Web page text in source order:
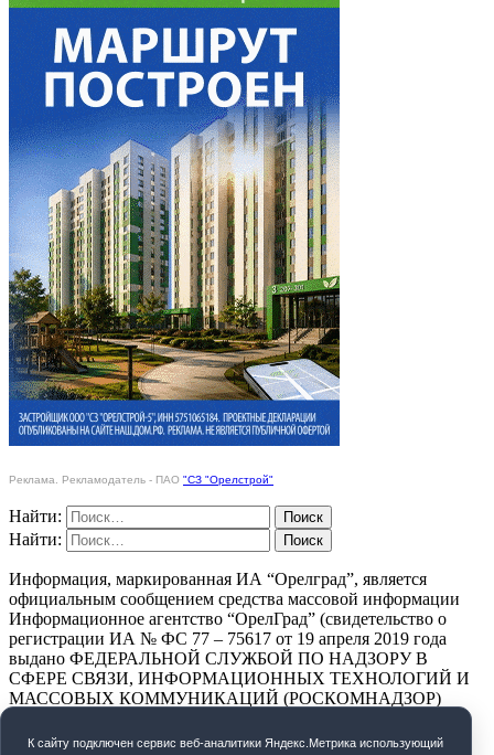
Реклама. Рекламодатель - ПАО "СЗ "Орелстрой"
Найти:
Найти:
Информация, маркированная ИА “Орелград”, является
официальным сообщением средства массовой информации
Информационное агентство “ОрелГрад” (свидетельство о
регистрации ИА № ФС 77 – 75617 от 19 апреля 2019 года
выдано ФЕДЕРАЛЬНОЙ СЛУЖБОЙ ПО НАДЗОРУ В
СФЕРЕ СВЯЗИ, ИНФОРМАЦИОННЫХ ТЕХНОЛОГИЙ И
МАССОВЫХ КОММУНИКАЦИЙ (РОСКОМНАДЗОР)
ПОЛИТИКА КОНФИДЕНЦИАЛЬНОСТИ
К cайту подключен сервис веб-аналитики Яндекс.Метрика использующий